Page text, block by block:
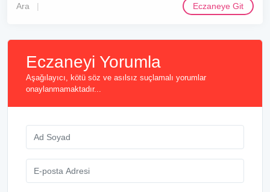
Ara Eczaneye Git
Eczaneyi Yorumla
Aşağılayıcı, kötü söz ve asılsız suçlamalı yorumlar
onaylanmamaktadır...